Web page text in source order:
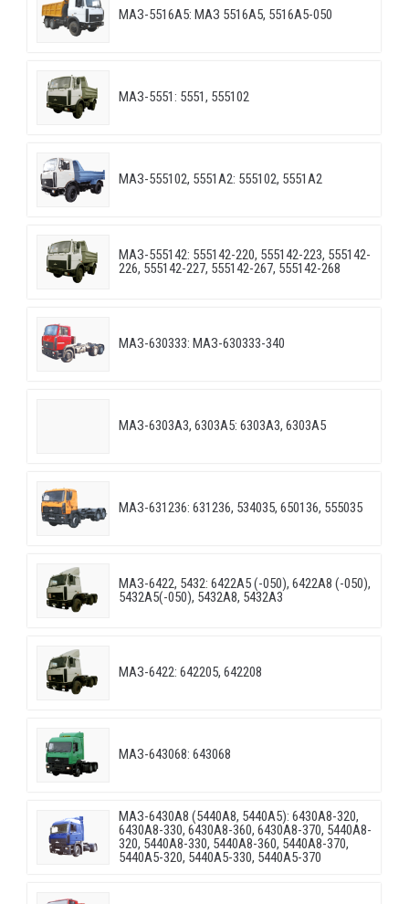
МАЗ-5516А5: МАЗ 5516А5, 5516А5-050
МАЗ-5551: 5551, 555102
МАЗ-555102, 5551А2: 555102, 5551А2
МАЗ-555142: 555142-220, 555142-223, 555142-
226, 555142-227, 555142-267, 555142-268
МАЗ-630333: МАЗ-630333-340
МАЗ-6303A3, 6303A5: 6303A3, 6303A5
МАЗ-631236: 631236, 534035, 650136, 555035
МАЗ-6422, 5432: 6422A5 (-050), 6422A8 (-050),
5432A5(-050), 5432A8, 5432A3
МАЗ-6422: 642205, 642208
МАЗ-643068: 643068
МАЗ-6430A8 (5440A8, 5440A5): 6430A8-320,
6430A8-330, 6430A8-360, 6430A8-370, 5440A8-
320, 5440A8-330, 5440A8-360, 5440A8-370,
5440A5-320, 5440A5-330, 5440A5-370